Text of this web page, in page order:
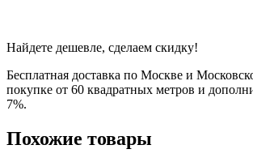
Найдете дешевле, сделаем скидку!
Бесплатная доставка по Москве и
покупке от 60 квадратных метров и
7%.
Похожие товары